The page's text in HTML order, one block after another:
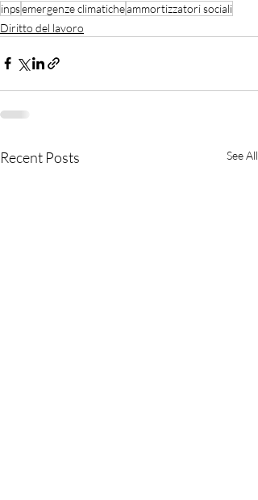
inpsemergenze climaticheammortizzatori sociali
Diritto del lavoro
Recent Posts See All